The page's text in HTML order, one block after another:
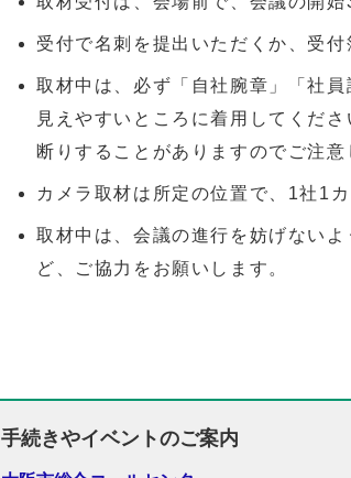
受付で名刺を提出いただくか、受付
取材中は、必ず「自社腕章」「社
見えやすいところに着用してくだ
断りすることがありますのでご注意
カメラ取材は所定の位置で、1社1
取材中は、会議の進行を妨げない
ど、ご協力をお願いします。
手続きやイベントのご案内